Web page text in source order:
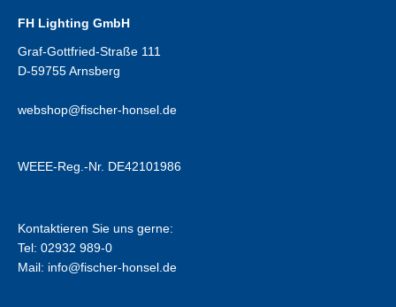
FH Lighting GmbH
Graf-Gottfried-Straße 111
D-59755 Arnsberg
webshop@fischer-honsel.de
WEEE-Reg.-Nr. DE42101986
Kontaktieren Sie uns gerne:
Tel: 02932 989-0
Mail: info@fischer-honsel.de